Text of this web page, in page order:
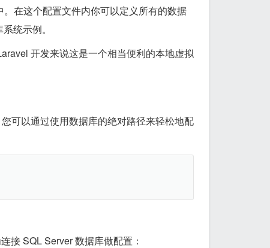
。在这个配置文件内你可以定义所有的数据
统示例。
开发来说这是一个相当便利的本地虚拟
可以通过使用数据库的绝对路径来轻松地配
接 SQL Server 数据库做配置：